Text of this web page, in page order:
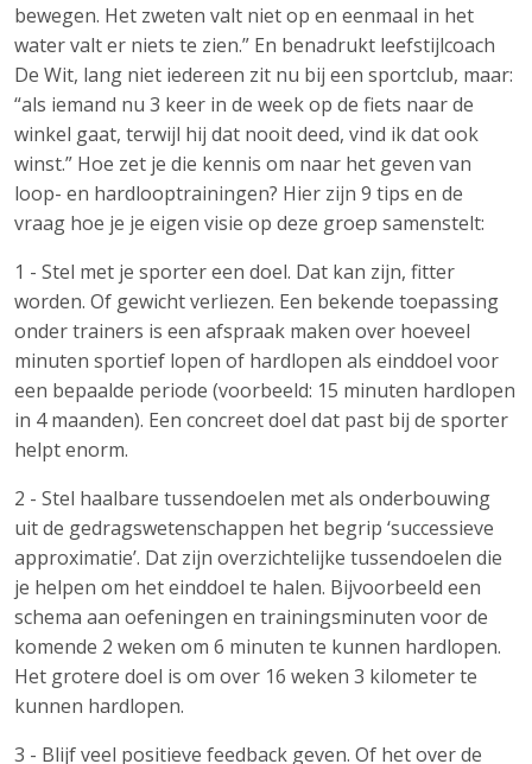
bewegen. Het zweten valt niet op en eenmaal in het
water valt er niets te zien.” En benadrukt leefstijlcoach
De Wit, lang niet iedereen zit nu bij een sportclub, maar:
“als iemand nu 3 keer in de week op de fiets naar de
winkel gaat, terwijl hij dat nooit deed, vind ik dat ook
winst.” Hoe zet je die kennis om naar het geven van
loop- en hardlooptrainingen? Hier zijn 9 tips en de
vraag hoe je je eigen visie op deze groep samenstelt:
1 - Stel met je sporter een doel. Dat kan zijn, fitter
worden. Of gewicht verliezen. Een bekende toepassing
onder trainers is een afspraak maken over hoeveel
minuten sportief lopen of hardlopen als einddoel voor
een bepaalde periode (voorbeeld: 15 minuten hardlopen
in 4 maanden). Een concreet doel dat past bij de sporter
helpt enorm.
2 - Stel haalbare tussendoelen met als onderbouwing
uit de gedragswetenschappen het begrip ‘successieve
approximatie’. Dat zijn overzichtelijke tussendoelen die
je helpen om het einddoel te halen. Bijvoorbeeld een
schema aan oefeningen en trainingsminuten voor de
komende 2 weken om 6 minuten te kunnen hardlopen.
Het grotere doel is om over 16 weken 3 kilometer te
kunnen hardlopen.
3 - Blijf veel positieve feedback geven. Of het over de